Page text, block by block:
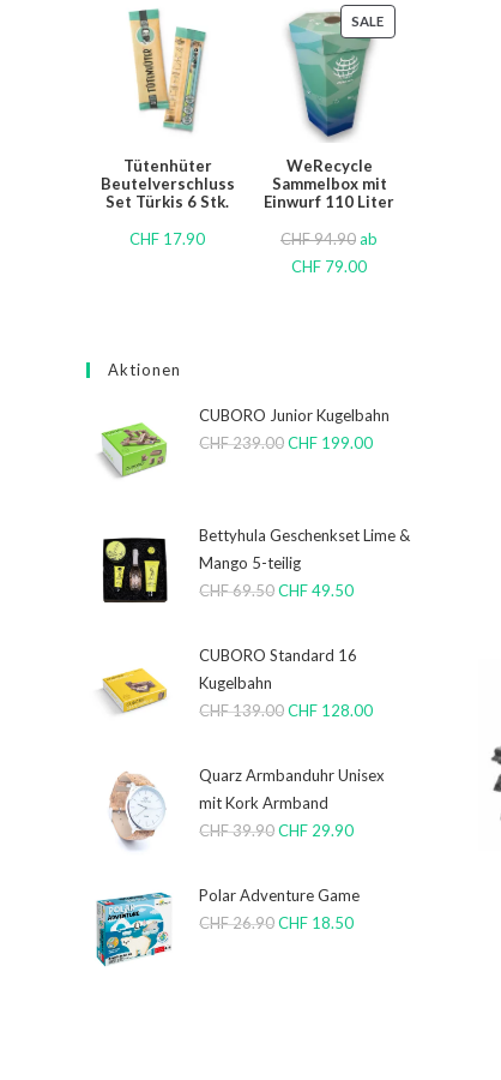
Tütenhüter
Beutelverschluss
Set Türkis 6 Stk.
CHF 17.90
SALE
WeRecycle
Sammelbox mit
Einwurf 110 Liter
CHF94.90ab
CHF 79.00
Aktionen
CUBORO Junior Kugelbahn
CHF239.00CHF 199.00
Bettyhula Geschenkset Lime &
Mango 5-teilig
CHF69.50CHF49.50
CUBORO Standard 16
Kugelbahn
CHF139.00CHF 128.00
Quarz Armbanduhr Unisex
mit Kork Armband
CHF39.90CHF 29.90
Polar Adventure Game
CHF26.90CHF 18.50